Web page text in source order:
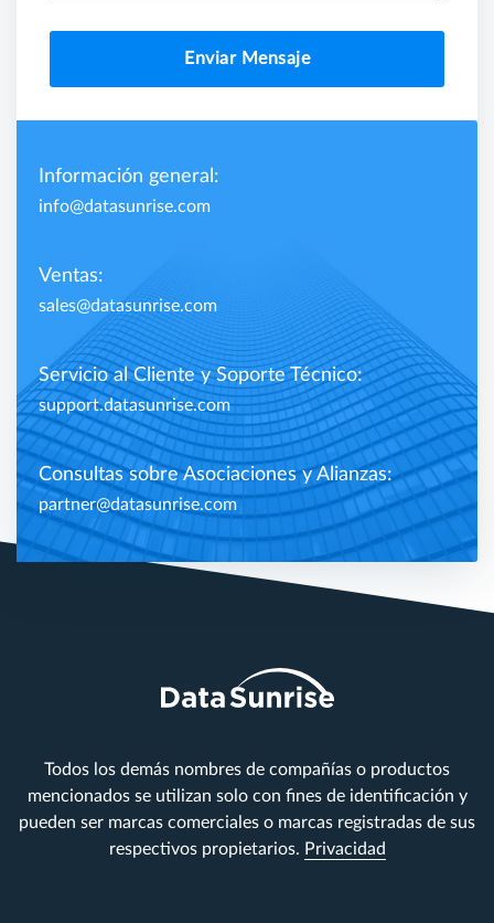
Enviar Mensaje
Información general:
info@datasunrise.com
Ventas:
sales@datasunrise.com
Servicio al Cliente y Soporte Técnico:
support.datasunrise.com
Consultas sobre Asociaciones y Alianzas:
partner@datasunrise.com
Todos los demás nombres de compañías o productos
mencionados se utilizan solo con fines de identificación y
pueden ser marcas comerciales o marcas registradas de sus
respectivos propietarios. Privacidad